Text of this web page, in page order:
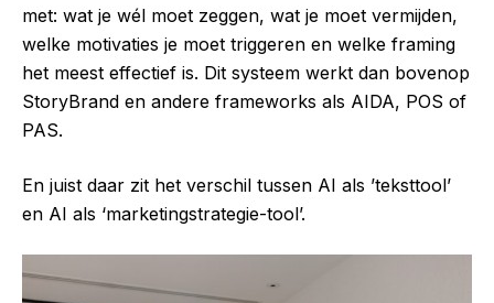
met: wat je wél moet zeggen, wat je moet vermijden,
welke motivaties je moet triggeren en welke framing
het meest effectief is. Dit systeem werkt dan bovenop
StoryBrand en andere frameworks als AIDA, POS of
PAS.
En juist daar zit het verschil tussen AI als ’teksttool’
en AI als ‘marketingstrategie-tool’.